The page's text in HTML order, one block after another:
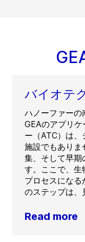
バイオテ
ハノーファーの
GEAのアプリ
ー（ATC）は
施設でもありま
集、そして早期
す。ここで、生
プロセスにな
のステップは、
Read more